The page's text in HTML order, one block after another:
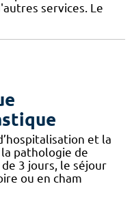
services. Le
et la
pathologie de
3 jours, le séjour
ou en cham